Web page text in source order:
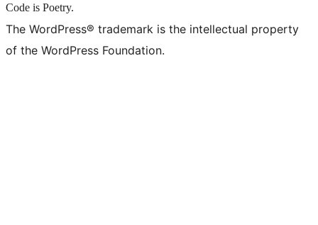
Code is Poetry.
The WordPress® trademark is the intellectual property
of the WordPress Foundation.